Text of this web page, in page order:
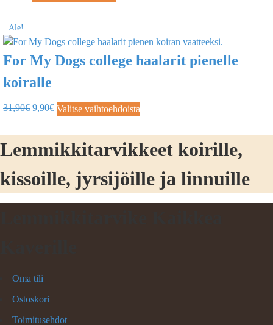
Ale!
For My Dogs college haalarit pienelle
koiralle
31,90€ 9,90€ Valitse vaihtoehdoista
Lemmikkitarvikkeet koirille,
kissoille, jyrsijöille ja linnuille
Oma tili
Ostoskori
Toimitusehdot